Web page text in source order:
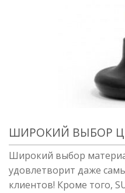
ШИРОКИЙ ВЫБОР
Широкий выбор
удовлетворит даже
клиентов! Кроме того,